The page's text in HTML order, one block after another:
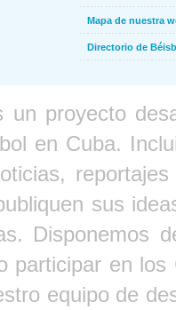
Mapa de nuestra
Directorio de
un proyecto
en Cuba.
sus
Disponemos
participar en
equipo de